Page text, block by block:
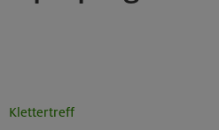
Klettertreff